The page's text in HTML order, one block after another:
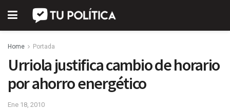
Home Portada
Urriola justifica cambio de horario
por ahorro energético
Ene 18, 2010